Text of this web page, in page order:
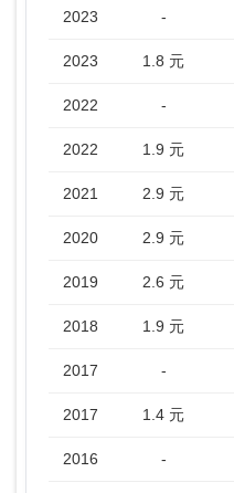
2023 -
2023 1.8 元
2022 -
2022 1.9 元
2021 2.9 元
2020 2.9 元
2019 2.6 元
2018 1.9 元
2017 -
2017 1.4 元
2016 -